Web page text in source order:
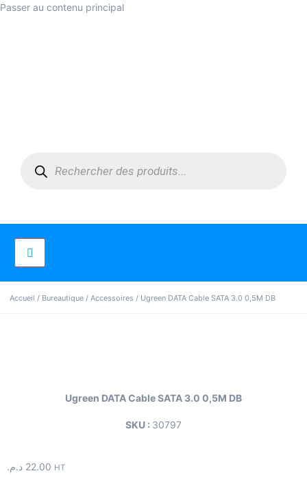
Passer au contenu principal
Accueil / Bureautique / Accessoires / Ugreen DATA Cable SATA 3.0 0,5M DB
Ugreen DATA Cable SATA 3.0 0,5M DB
SKU : 30797
22.00 د.م. HT